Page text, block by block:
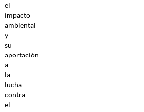
el
impacto
ambiental
y
su
aportación
a
la
lucha
contra
el